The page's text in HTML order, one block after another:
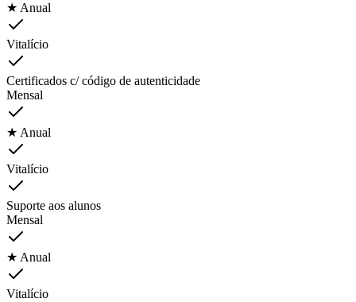
★ Anual
Vitalício
Certificados c/ código de autenticidade
Mensal
★ Anual
Vitalício
Suporte aos alunos
Mensal
★ Anual
Vitalício